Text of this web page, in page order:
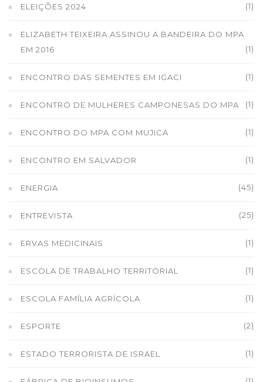
ELEIÇÕES 2024 (1)
ELIZABETH TEIXEIRA ASSINOU A BANDEIRA DO MPA
EM 2016
(1)
ENCONTRO DAS SEMENTES EM IGACI (1)
ENCONTRO DE MULHERES CAMPONESAS DO MPA (1)
ENCONTRO DO MPA COM MUJICA (1)
ENCONTRO EM SALVADOR (1)
ENERGIA (45)
ENTREVISTA (25)
ERVAS MEDICINAIS (1)
ESCOLA DE TRABALHO TERRITORIAL (1)
ESCOLA FAMÍLIA AGRÍCOLA (1)
ESPORTE (2)
ESTADO TERRORISTA DE ISRAEL (1)